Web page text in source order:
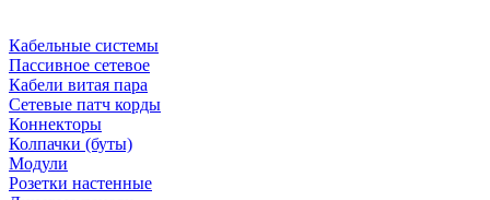
Кабельные системы
Пассивное сетевое
Кабели витая пара
Сетевые патч корды
Коннекторы
Колпачки (буты)
Модули
Розетки настенные